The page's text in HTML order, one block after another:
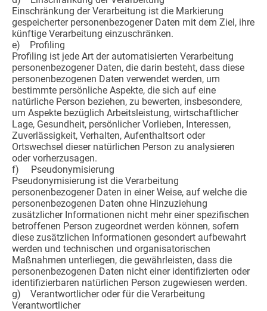
Einschränkung der Verarbeitung ist die Markierung
gespeicherter personenbezogener Daten mit dem Ziel, ihre
künftige Verarbeitung einzuschränken.
e) Profiling
Profiling ist jede Art der automatisierten Verarbeitung
personenbezogener Daten, die darin besteht, dass diese
personenbezogenen Daten verwendet werden, um
bestimmte persönliche Aspekte, die sich auf eine
natürliche Person beziehen, zu bewerten, insbesondere,
um Aspekte bezüglich Arbeitsleistung, wirtschaftlicher
Lage, Gesundheit, persönlicher Vorlieben, Interessen,
Zuverlässigkeit, Verhalten, Aufenthaltsort oder
Ortswechsel dieser natürlichen Person zu analysieren
oder vorherzusagen.
f) Pseudonymisierung
Pseudonymisierung ist die Verarbeitung
personenbezogener Daten in einer Weise, auf welche die
personenbezogenen Daten ohne Hinzuziehung
zusätzlicher Informationen nicht mehr einer spezifischen
betroffenen Person zugeordnet werden können, sofern
diese zusätzlichen Informationen gesondert aufbewahrt
werden und technischen und organisatorischen
Maßnahmen unterliegen, die gewährleisten, dass die
personenbezogenen Daten nicht einer identifizierten oder
identifizierbaren natürlichen Person zugewiesen werden.
g) Verantwortlicher oder für die Verarbeitung
Verantwortlicher